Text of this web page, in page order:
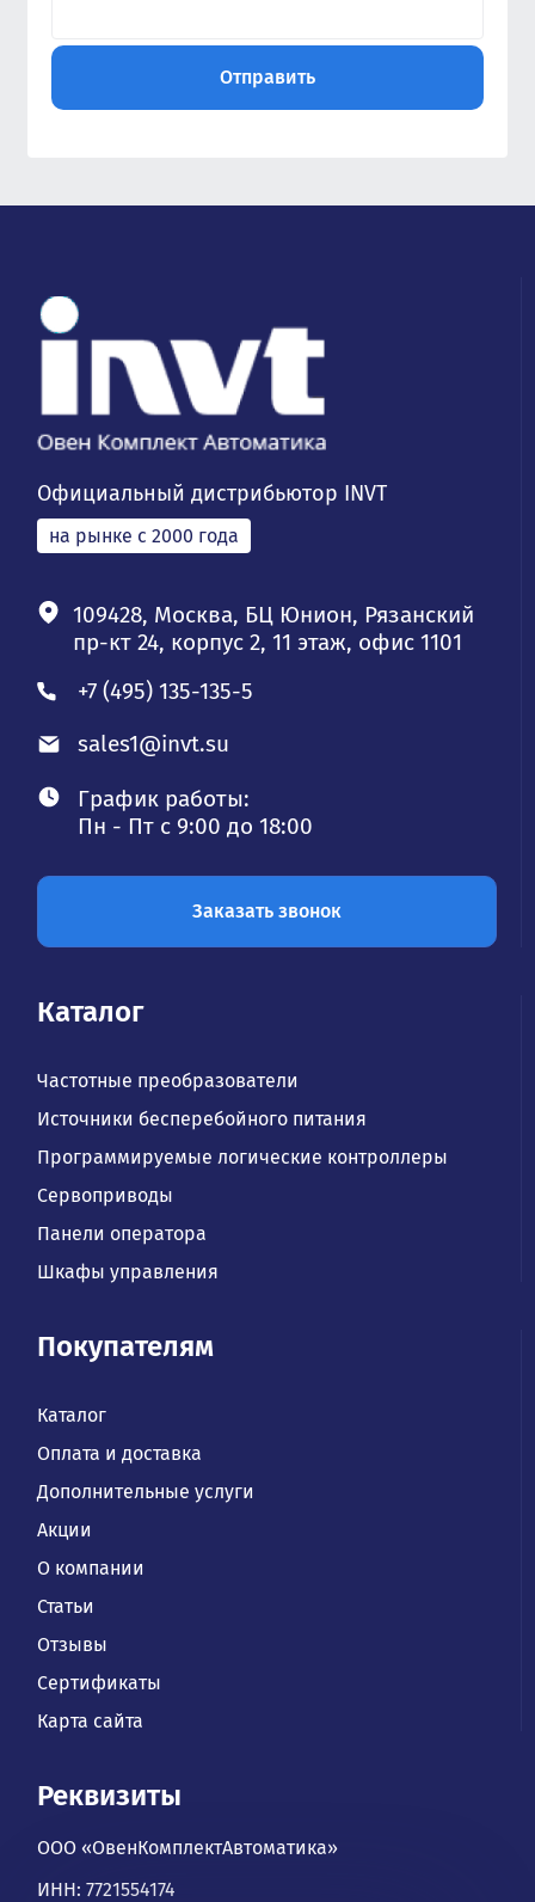
Официальный дистрибьютор INVT
на рынке с 2000 года
109428, Москва, БЦ Юнион, Рязанский
пр-кт 24, корпус 2, 11 этаж, офис 1101
+7 (495) 135-135-5
sales1@invt.su
График работы:
Пн - Пт с 9:00 до 18:00
Заказать звонок
Каталог
Частотные преобразователи
Источники бесперебойного питания
Программируемые логические контроллеры
Сервоприводы
Панели оператора
Шкафы управления
Покупателям
Каталог
Оплата и доставка
Дополнительные услуги
Акции
О компании
Статьи
Отзывы
Сертификаты
Карта сайта
Реквизиты
ООО «ОвенКомплектАвтоматика»
ИНН: 7721554174